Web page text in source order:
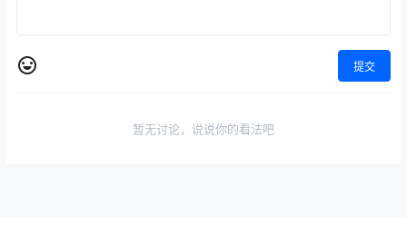
提交
暂无讨论，说说你的看法吧